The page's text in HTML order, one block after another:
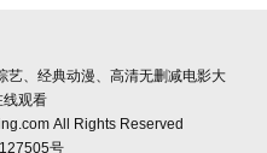
艺、经典动漫、高清无删减电影大
线观看
All Rights Reserved
号